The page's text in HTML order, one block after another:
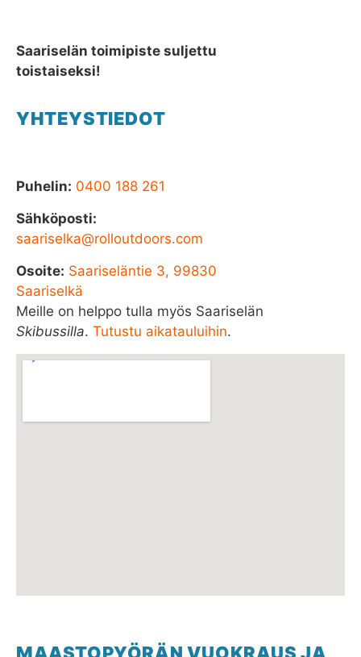
Saariselän toimipiste suljettu
toistaiseksi!
YHTEYSTIEDOT
Puhelin: 0400 188 261
Sähköposti:
saariselka@rolloutdoors.com
Osoite: Saariseläntie 3, 99830
Saariselkä
Meille on helppo tulla myös Saariselän
Skibussilla. Tutustu aikatauluihin.